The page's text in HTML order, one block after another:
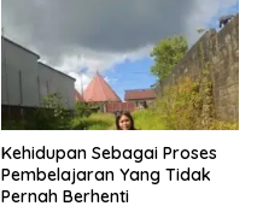
Kehidupan Sebagai Proses
Pembelajaran Yang Tidak
Pernah Berhenti